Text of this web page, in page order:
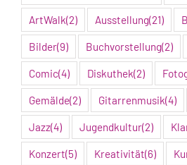
ArtWalk(2) Ausstellung(21)
Bilder(9) Buchvorstellung(2)
Comic(4) Diskuthek(2)
Gemälde(2) Gitarrenmusik(4)
Jazz(4) Jugendkultur(2)
Konzert(5) Kreativität(6)